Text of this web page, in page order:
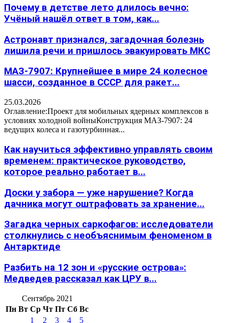
Почему в детстве лето длилось вечно:
Учёный нашёл ответ в том, как...
Астронавт признался, загадочная болезнь
лишила речи и пришлось эвакуировать МКС
МАЗ-7907: Крупнейшее в мире 24 колесное
шасси, созданное в СССР для ракет...
25.03.2026
Оглавление:Проект для мобильных ядерных комплексов в
условиях холодной войныКонструкция МАЗ-7907: 24
ведущих колеса и газотурбинная...
Как научиться эффективно управлять своим
временем: практическое руководство,
которое реально работает в...
Доски у забора — уже нарушение? Когда
дачника могут оштрафовать за хранение...
Загадка черных саркофагов: исследователи
столкнулись с необъяснимым феноменом в
Антарктиде
Разбить на 12 зон и «русские острова»:
Медведев рассказал как ЦРУ в...
Сентябрь 2021
Пн Вт Ср Чт Пт Сб Вс
1
2 3 4 5